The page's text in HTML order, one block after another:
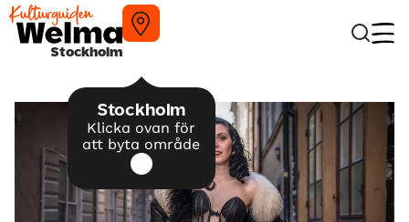
Stockholm
Stockholm
Klicka ovan för
att byta område